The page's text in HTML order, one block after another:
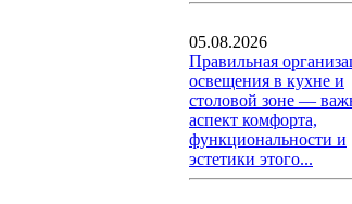
05.08.2026
Правильная
освещения в кухне и
столовой зоне —
аспект комфорта,
функциональности и
эстетики этого...